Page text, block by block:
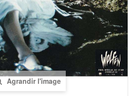
Agrandir l'image